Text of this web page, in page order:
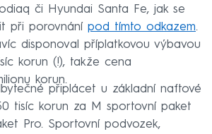
či Hyundai Santa Fe, jak se
při porovnání pod tímto odkazem.
disponoval příplatkovou výbavou
korun (!), takže cena
korun.
připlácet u základní naftové
tisíc korun za M sportovní paket
Pro. Sportovní podvozek,